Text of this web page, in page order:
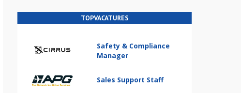
TOPVACATURES
Safety & Compliance
Manager
Sales Support Staff